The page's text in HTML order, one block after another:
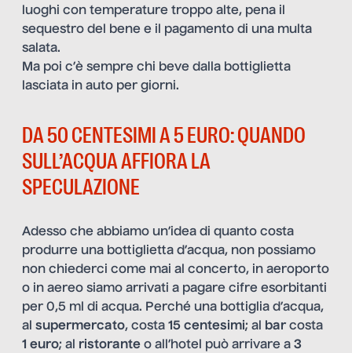
luoghi con temperature troppo alte, pena il
sequestro del bene e il pagamento di una multa
salata.
Ma poi c’è sempre chi beve dalla bottiglietta
lasciata in auto per giorni.
DA 50 CENTESIMI A 5 EURO: QUANDO
SULL’ACQUA AFFIORA LA
SPECULAZIONE
Adesso che abbiamo un’idea di quanto costa
produrre una bottiglietta d’acqua, non possiamo
non chiederci come mai al concerto, in aeroporto
o in aereo siamo arrivati a pagare cifre esorbitanti
per 0,5 ml di acqua. Perché una bottiglia d’acqua,
al supermercato, costa 15 centesimi; al barcosta
1 euro; al ristorante o all’hotel può arrivare a 3